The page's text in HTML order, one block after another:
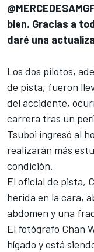
bien. Gracias a
daré una
Los dos pilotos,
de pista, fueron
del accidente,
carrera tras un
Tsuboi ingresó al
realizarán más
condición.
El oficial de pista,
herida en la cara,
abdomen y una
El fotógrafo Chan
hígado y está